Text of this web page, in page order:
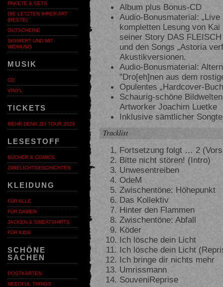
PAKETE & SETS
DIE LETZTEN IHRER ART
(RESTE)
GUTSCHEINE
SIGNIERT UND MIT
WIDMUNG
MUSIK
CD
VINYL
TICKETS
MEHR DENN JE! TOUR 2026
LESESTOFF
BÜCHER & COMICS
ZWIELICHTGESCHICHTEN
KLEIDUNG
FÜR ALLE
FÜR DAMEN
JACKEN & SWEATSHIRTS
FÜR KIDS
SCHÖNE
SACHEN
POSTKARTEN
NEEDFUL THINGS
Album plus Bonus-CD
Audio-Bonusmaterial: „Live
kompletten Lesung von
seiner Story DAS
und den Songs „Astoria
Akustikversionen.
Audio-Bonusmaterial:
"Dro[eh]nen aus dem
Opulentes „Hardcover-
Schaurig-schöne
Artworker Joachim Luetke
Inklusive sämtlicher
Tracklist
Fortsetzung folgt … 2
Bitte nicht stören! (Intro)
Unwesentreiben
OdeM
Zwischentöne: Höhepunkt
Das Kollektiv
Hinter den Flammen
Zwischentöne: Abfall
Köder
Ich lösche dein Licht
Ich lösche dein Licht
Ich bringe dir nichts mehr
Umrissmann
SouveniReprise